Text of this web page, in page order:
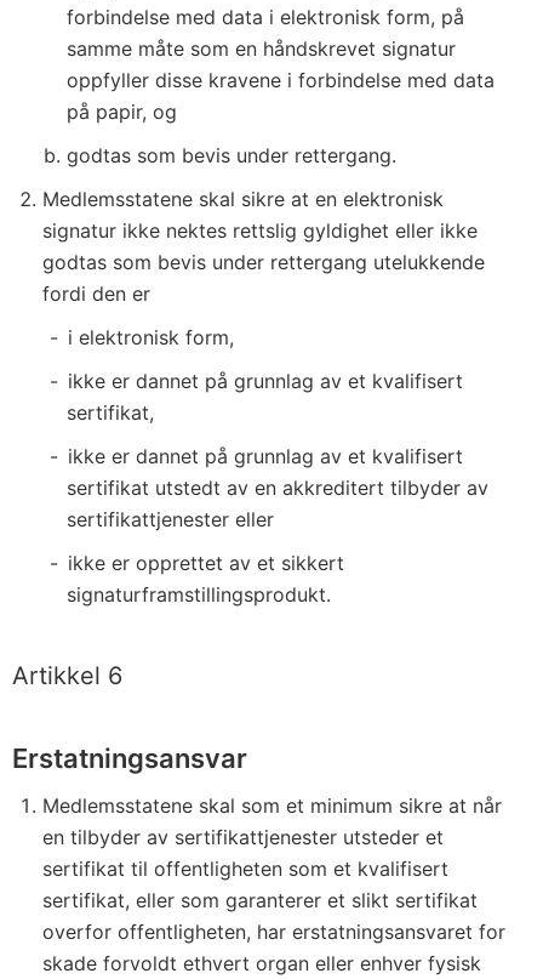
forbindelse med data i elektronisk form, på
samme måte som en håndskrevet signatur
oppfyller disse kravene i forbindelse med data
på papir, og
godtas som bevis under rettergang.
Medlemsstatene skal sikre at en elektronisk
signatur ikke nektes rettslig gyldighet eller ikke
godtas som bevis under rettergang utelukkende
fordi den er
i elektronisk form,
ikke er dannet på grunnlag av et kvalifisert
sertifikat,
ikke er dannet på grunnlag av et kvalifisert
sertifikat utstedt av en akkreditert tilbyder av
sertifikattjenester eller
ikke er opprettet av et sikkert
signaturframstillingsprodukt.
Artikkel 6
Erstatningsansvar
Medlemsstatene skal som et minimum sikre at når
en tilbyder av sertifikattjenester utsteder et
sertifikat til offentligheten som et kvalifisert
sertifikat, eller som garanterer et slikt sertifikat
overfor offentligheten, har erstatningsansvaret for
skade forvoldt ethvert organ eller enhver fysisk